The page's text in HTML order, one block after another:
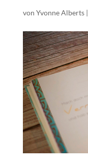
von Yvonne Alberts|